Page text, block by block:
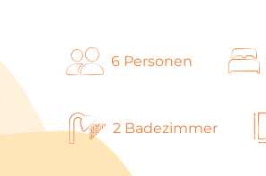
6 Personen
2 Badezimmer